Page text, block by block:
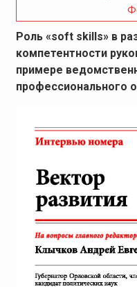
Роль «soft skills» в
компетентности
примере
профессионального